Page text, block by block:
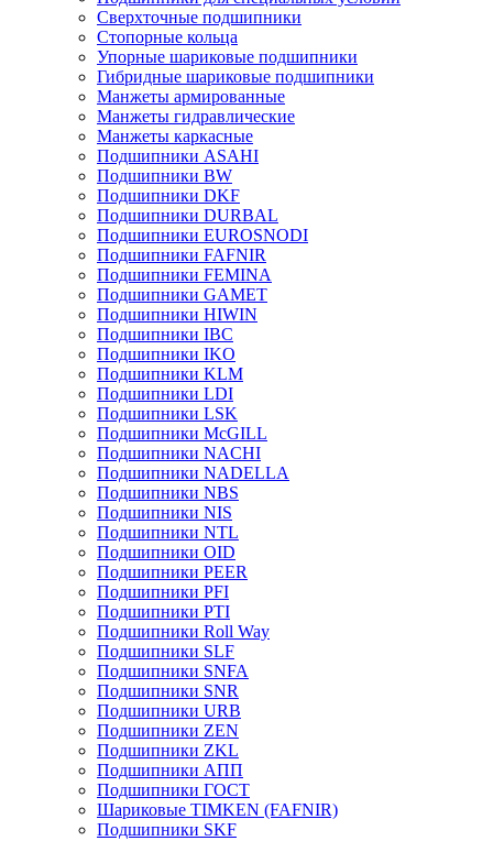
Сверхточные подшипники
Стопорные кольца
Упорные шариковые подшипники
Гибридные шариковые подшипники
Манжеты армированные
Манжеты гидравлические
Манжеты каркасные
Подшипники ASAHI
Подшипники BW
Подшипники DKF
Подшипники DURBAL
Подшипники EUROSNODI
Подшипники FAFNIR
Подшипники FEMINA
Подшипники GAMET
Подшипники HIWIN
Подшипники IBC
Подшипники IKO
Подшипники KLM
Подшипники LDI
Подшипники LSK
Подшипники McGILL
Подшипники NACHI
Подшипники NADELLA
Подшипники NBS
Подшипники NIS
Подшипники NTL
Подшипники OID
Подшипники PEER
Подшипники PFI
Подшипники PTI
Подшипники Roll Way
Подшипники SLF
Подшипники SNFA
Подшипники SNR
Подшипники URB
Подшипники ZEN
Подшипники ZKL
Подшипники АПП
Подшипники ГОСТ
Шариковые ТІMKEN (FAFNIR)
Подшипники SKF